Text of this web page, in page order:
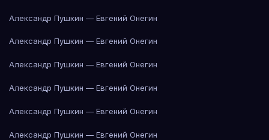
Александр Пушкин — Евгений Онегин
Александр Пушкин — Евгений Онегин
Александр Пушкин — Евгений Онегин
Александр Пушкин — Евгений Онегин
Александр Пушкин — Евгений Онегин
Александр Пушкин — Евгений Онегин